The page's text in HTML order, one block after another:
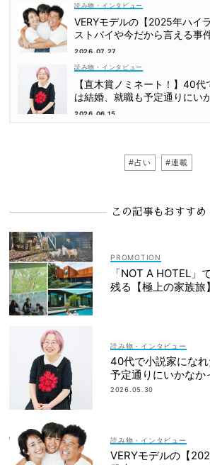
読み物・インタビュー
VERYモデルの【2025年ハイ
ストバイや今だから言える事
2026.07.27
読み物・インタビュー
【直木賞ノミネート！】40
は結婚、就職も予定通りにい
倉かすみさん
2026.06.15
#占い #連載
この記事もおすすめ
「NOT A HOTEL」
残る【極上の家族旅
読み物・インタビュー
40代で小説家にな
予定通りにいかなか
みさん】
2026.05.30
読み物・インタビュー
VERYモデルの【